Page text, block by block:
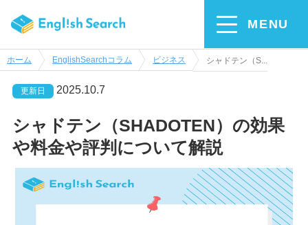
MENU
ホーム EnglishSearchコラム ビジネス シャドテン（S...
更新日 2025.10.7
シャドテン（SHADOTEN）の効果
や料金や評判について解説